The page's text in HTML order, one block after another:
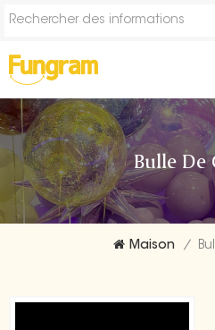
Bulle De
Maison /